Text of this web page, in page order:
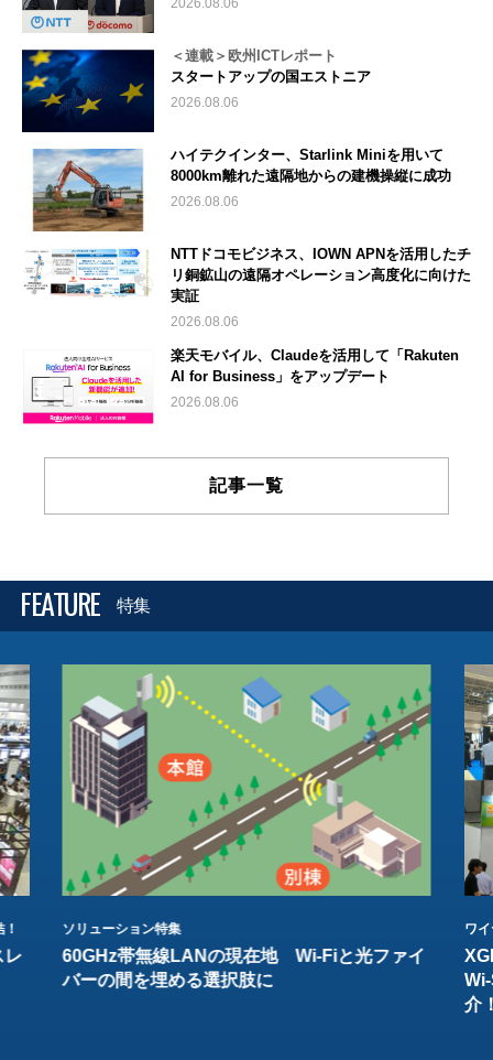
2026.08.06
＜連載＞欧州ICTレポート
スタートアップの国エストニア
2026.08.06
ハイテクインター、Starlink Miniを用いて
8000km離れた遠隔地からの建機操縦に成功
2026.08.06
NTTドコモビジネス、IOWN APNを活用したチ
リ銅鉱山の遠隔オペレーション高度化に向けた
実証
2026.08.06
楽天モバイル、Claudeを活用して「Rakuten
AI for Business」をアップデート
2026.08.06
記事一覧
FEATURE 特集
レ
ソリューション特集
60GHz帯無線LANの現在地 Wi-Fiと光ファイ
バーの間を埋める選択肢に
ワ
介